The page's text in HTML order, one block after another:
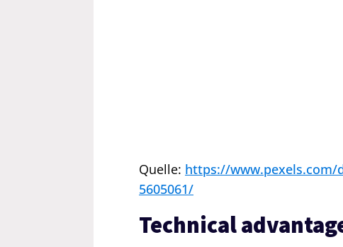
Quelle: https://
5605061/
Technical